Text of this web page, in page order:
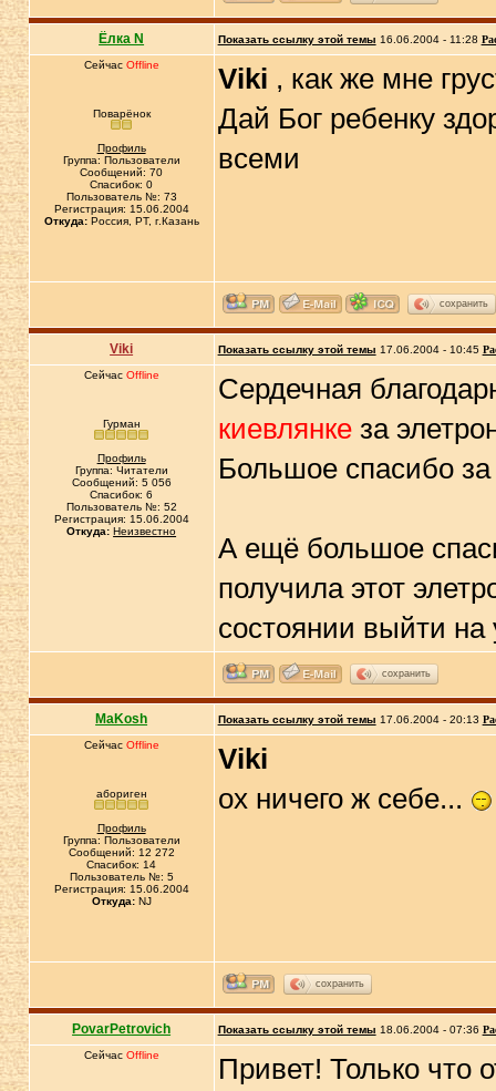
Ёлка N Показать ссылку этой темы 16.06.2004 - 11:28
Сейчас Offline
Поварёнок
Профиль
Группа: Пользователи
Сообщений: 70
Спасибок: 0
Пользователь №: 73
Регистрация: 15.06.2004
Откуда:Россия, РТ, г.Казань
Viki , как же мне
Дай Бог ребенку
всеми
сохранить
Viki Показать ссылку этой темы 17.06.2004 - 10:45
Сейчас Offline
Гурман
Профиль
Группа: Читатели
Сообщений: 5 056
Спасибок: 6
Пользователь №: 52
Регистрация: 15.06.2004
Откуда: Неизвестно
Сердечная
киевлянкеза
Большое спасибо
А ещё большое
получила этот
состоянии выйти на
сохранить
MaKosh Показать ссылку этой темы 17.06.2004 - 20:13
Сейчас Offline
абориген
Профиль
Группа: Пользователи
Сообщений: 12 272
Спасибок: 14
Пользователь №: 5
Регистрация: 15.06.2004
Откуда:NJ
Viki
ох ничего ж себе...
сохранить
PovarPetrovich Показать ссылку этой темы 18.06.2004 - 07:36
Сейчас Offline
Привет! Только что